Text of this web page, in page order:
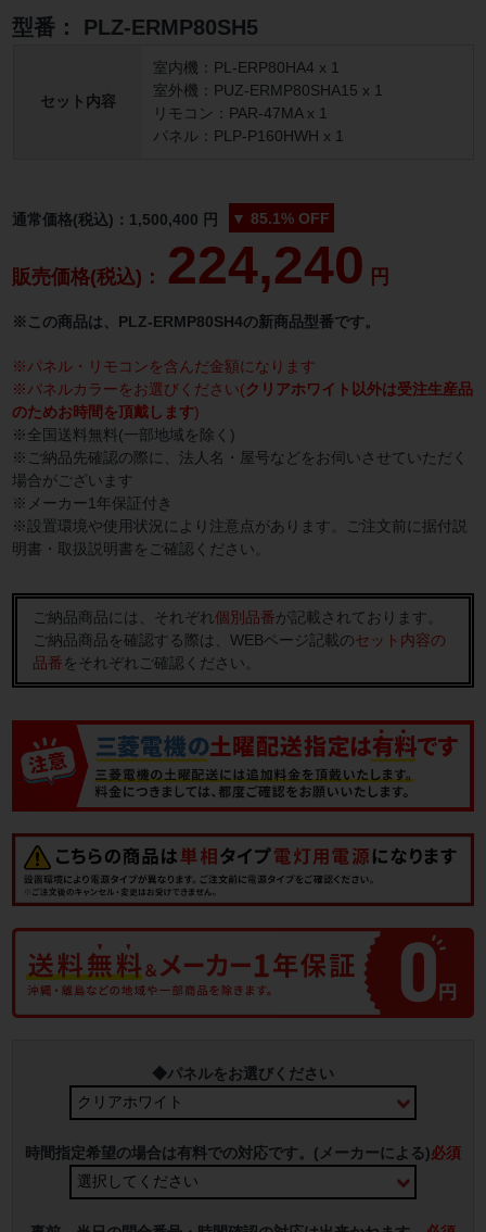
型番： PLZ-ERMP80SH5
セット内容
室内機：PL-ERP80HA4 x 1
室外機：PUZ-ERMP80SHA15 x 1
リモコン：PAR-47MA x 1
パネル：PLP-P160HWH x 1
通常価格(税込)： 1,500,400 円 ▼ 85.1% OFF
販売価格(税込)： 224,240 円
※この商品は、PLZ-ERMP80SH4の新商品型番です。
※パネル・リモコンを含んだ金額になります
※パネルカラーをお選びください(クリアホワイト以外は受注生産品
のためお時間を頂戴します)
※全国送料無料(一部地域を除く)
※ご納品先確認の際に、法人名・屋号などをお伺いさせていただく
場合がございます
※メーカー1年保証付き
※設置環境や使用状況により注意点があります。ご注文前に据付説
明書・取扱説明書をご確認ください。
ご納品商品には、それぞれ個別品番が記載されております。
ご納品商品を確認する際は、WEBページ記載のセット内容の
品番をそれぞれご確認ください。
◆パネルをお選びください
時間指定希望の場合は有料での対応です。(メーカーによる)必須